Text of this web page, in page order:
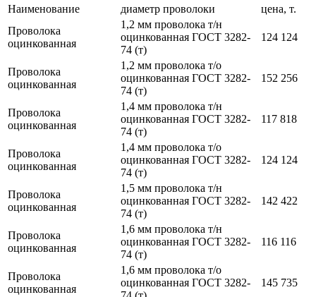
Наименование
диаметр проволоки
цена, т.
Проволока
оцинкованная
1,2 мм проволока т/н
оцинкованная ГОСТ 3282-
74 (т)
124 124
Проволока
оцинкованная
1,2 мм проволока т/о
оцинкованная ГОСТ 3282-
74 (т)
152 256
Проволока
оцинкованная
1,4 мм проволока т/н
оцинкованная ГОСТ 3282-
74 (т)
117 818
Проволока
оцинкованная
1,4 мм проволока т/о
оцинкованная ГОСТ 3282-
74 (т)
124 124
Проволока
оцинкованная
1,5 мм проволока т/н
оцинкованная ГОСТ 3282-
74 (т)
142 422
Проволока
оцинкованная
1,6 мм проволока т/н
оцинкованная ГОСТ 3282-
74 (т)
116 116
Проволока
оцинкованная
1,6 мм проволока т/о
оцинкованная ГОСТ 3282-
145 735